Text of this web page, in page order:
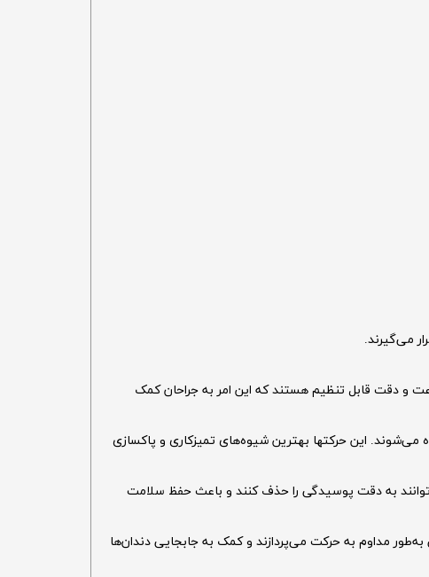
می‌گیرند.
و دقت قابل تنظیم هستند که این امر به جراحان کمک
می‌شوند. این حرکتها بهترین شیوه‌های تمیزکاری و پاکسازی
به دقت پوسیدگی را حذف کنند و باعث حفظ سلامت
مداوم به حرکت می‌پردازند و کمک به جابجایی دندان‌ها